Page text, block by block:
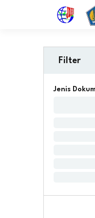
Filter
Jenis